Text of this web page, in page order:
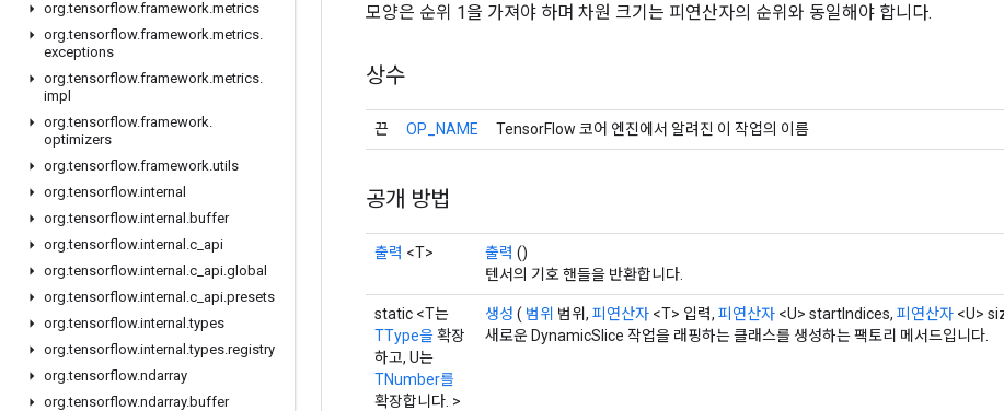
org.tensorflow.framework.metrics
org.tensorflow.framework.metrics.
exceptions
org.tensorflow.framework.metrics.
impl
org.tensorflow.framework.
optimizers
org.tensorflow.framework.utils
org.tensorflow.internal
org.tensorflow.internal .buffer
org.tensorflow.internal .c api
org.tensorflow.internal .c api.global
org.tensorflow.internal .c api.presets
org.tensorflow.internal .types
org.tensorflow.internal .types.registry
org.tensorflow.ndarray
org.tensorflow.ndarray.buffer
모양은 순위 1을 가져야 하며 차원 크기는 피연산자의 순위와 동일해야 합니다.
상수
끈 OP_NAME TensorFlow 코어 엔진에서 알려진 이 작업의 이름
공개 방법
출력 <T> 출력 ()
텐서의 기호 핸들을 반환합니다.
static <T는
TType을확장
하고, U는
TNumber를
확장합니다. >
생성 ( 범위 범위, 피연산자 <T> 입력, 피연산자 <U> startIndices, 피연산자 <U>
새로운 DynamicSlice 작업을 래핑하는 클래스를 생성하는 팩토리 메서드입니다.